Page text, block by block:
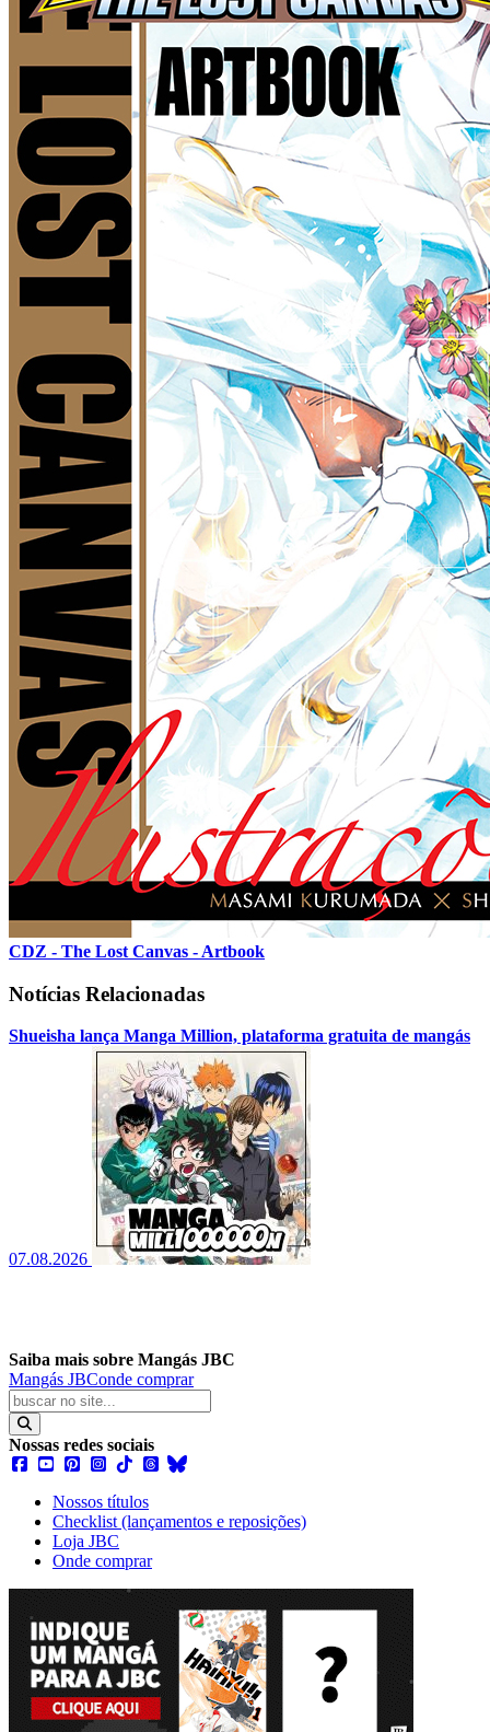
CDZ - The Lost Canvas - Artbook
Notícias Relacionadas
Shueisha lança Manga Million, plataforma gratuita de mangás
07.08.2026
Saiba mais sobre Mangás JBC
Mangás JBConde comprar
Nossas redes sociais
Nossos títulos
Checklist (lançamentos e reposições)
Loja JBC
Onde comprar